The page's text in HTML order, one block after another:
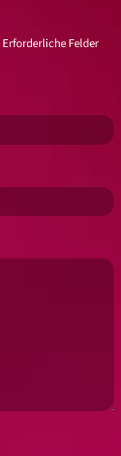
Erforderliche Felder